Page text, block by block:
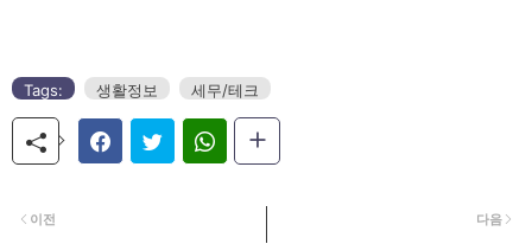
Tags: 생활정보 세무/테크
다음
이전